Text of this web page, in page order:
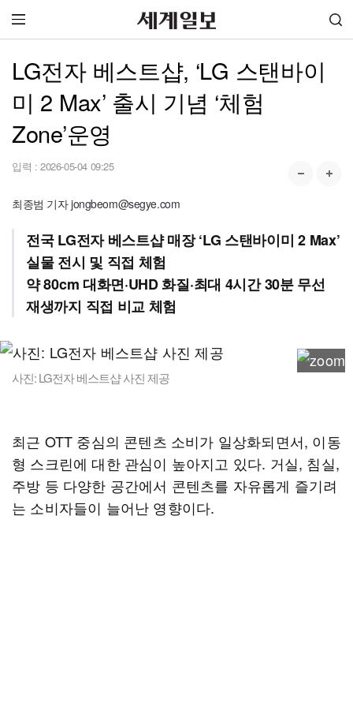
LG전자 베스트샵, ‘LG 스탠바이
미 2 Max’ 출시 기념 ‘체험
Zone’운영
입력 : 2026-05-04 09:25
최종범 기자 jongbeom@segye.com
전국 LG전자 베스트샵 매장 ‘LG 스탠바이미 2 Max’
실물 전시 및 직접 체험
약 80cm 대화면·UHD 화질·최대 4시간 30분 무선
재생까지 직접 비교 체험
사진: LG전자 베스트샵 사진 제공
최근 OTT 중심의 콘텐츠 소비가 일상화되면서, 이동
형 스크린에 대한 관심이 높아지고 있다. 거실, 침실,
주방 등 다양한 공간에서 콘텐츠를 자유롭게 즐기려
는 소비자들이 늘어난 영향이다.